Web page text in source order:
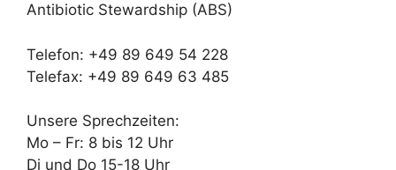
Antibiotic Stewardship (ABS)
Telefon: +49 89 649 54 228
Telefax: +49 89 649 63 485
Unsere Sprechzeiten:
Mo – Fr: 8 bis 12 Uhr
Di und Do 15-18 Uhr